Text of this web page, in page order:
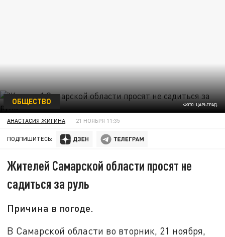
ФОТО: ЦАРЬГРАД.
ОБЩЕСТВО
АНАСТАСИЯ ЖИГИНА 21 НОЯБРЯ 11:35
ПОДПИШИТЕСЬ:
Жителей Самарской области просят не
садиться за руль
Причина в погоде.
В Самарской области во вторник, 21 ноября,